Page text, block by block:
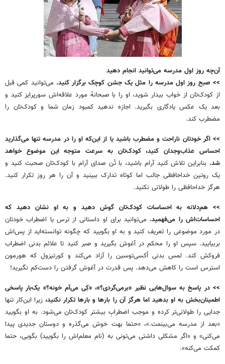
آن‌چه روز اول مدرسه می‌توانید انجام دهید
>> صبح روز اول مدرسه را مثل یک جشن کوچک برگزار کنید. می‌توانید کمی قبل
از کودک‌تان از خواب بیدار شوید، او را با صبحانه‌ٔ مورد علاقه‌اش سورپرایز کنید و
بعد یک عکس یادگاری بگیرید. اجازه ندهید کمبود زمان شما و کودک‌تان را
مضطرب کند.
>>اگر خودتان ناراحت و مضطرب باشید یا از این‌که او را در مدرسه تنها می‌گذارید
احساس عذاب‌وجدان کنید، کودک‌تان به سرعت متوجه این موضوع خواهد
شد. بنابراین تلاش کنید آرام باشید، با تُن صدای آرام با کودک‌تان صحبت کنید و
یک روتین خداحافظی جالب اما کوتاه تدارک ببینید و آن را هر روز تکرار کنید.
هرگز خداحافظی را طولانی نکنید.
>> هم‌دلانه به احساسات کودک‌تان گوش دهید و به او نشان دهید که
احساسات‌اش را می‌فهمید. می‌توانید برای او داستانی از ترس یا اضطراب خودتان
در مورد موضوعی را تعریف کنید و به او بگویید که چگونه توانسته‌اید از پس‌اش
بربیایید. سپس او را محکم در آغوش بگیرید و صبر کنید تا علائم بدنی اضطراب
فروکش کند. لمس بدنی اُکسی‌توسین را آزاد می‌کند و کورتیزول که هورمون
استرس است را کاهش می‌دهد. پس قدرت در آغوش گرفتن را دست‌کم نگیرید!
>>در پاسخ به سوال‌هایی نظیر «برمی‌گردی؟»، «کِی می‌آم خونه؟» یک‌بار پاسخی
اطمینان‌بخش به او بدهید اما هرگز آن را بارها و بارها تکرار نکنید، زیرا این‌کار تنها
جدایی را طولانی‌تر کرده و موجب اضطرابِ بیشتر کودک‌تان می‌شود. به او بگویید
«بعد از مدرسه می‌بینمت.»، «حتما بهت خوش می‌گذره و دوستان جدیدی پیدا
می‌کنی» و «اگر مشکلی داشتی می‌تونی به (نام معلم‌اش را بگویید) بگویی، حتما
کمکت می‌کنه».